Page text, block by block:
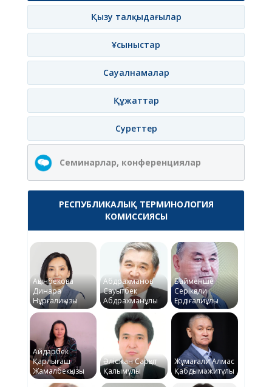
Қызу талқыдағылар
Ұсыныстар
Сауалнамалар
Құжаттар
Суреттер
Семинарлар, конференциялар
РЕСПУБЛИКАЛЫҚ ТЕРМИНОЛОГИЯ
КОМИССИЯСЫ
Ақынбекова
Динара
Нұрғалиқызы
Абдрахманов
Сауытбек
Абдрахманұлы
Байменше
Серікқали
Ердіғалиұлы
Айдарбек
Қарлығаш
Жамалбекқызы
Әлісжан Сарқыт
Қалымұлы
Жұмағали Алмас
Қабдымәжитұлы